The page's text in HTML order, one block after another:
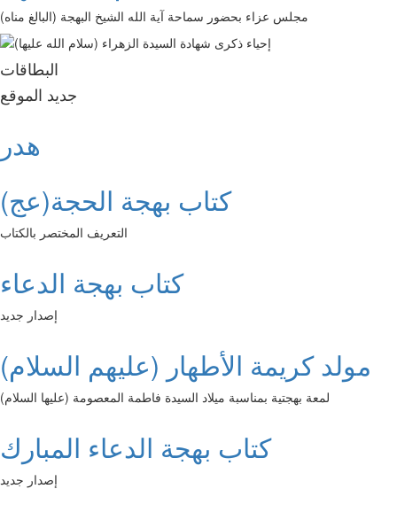
مجلس عزاء بحضور سماحة آية الله الشيخ البهجة (البالغ مناه)
البطاقات
جديد الموقع
هدر
كتاب بهجة الحجة(عج)
التعريف المختصر بالكتاب
كتاب بهجة الدعاء
إصدار جديد
مولد كريمة الأطهار (عليهم السلام)
لمعة بهجتية بمناسبة ميلاد السيدة فاطمة المعصومة (عليها السلام)
كتاب بهجة الدعاء المبارك
إصدار جديد